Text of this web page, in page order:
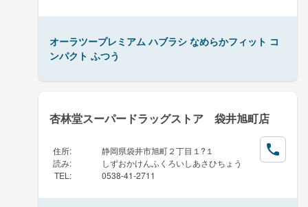
オーラツープレミアム ハブラシ なめらかフィット コ
ンパクト ふつう
杏林堂スーパードラッグストア 袋井旭町店
住所:
静岡県袋井市旭町２丁目１?１
読み:
しずおかけんふくろいしあさひちょう
TEL : 0538-41-2711